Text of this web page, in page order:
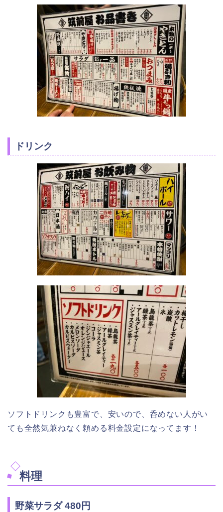
ドリンク
ソフトドリンクも豊富で、安いので、呑めない人がい
ても全然気兼ねなく頼める料金設定になってます！
料理
野菜サラダ 480円